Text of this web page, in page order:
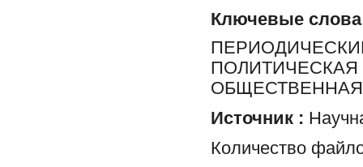
Ключевые слова
Источник :
Количество